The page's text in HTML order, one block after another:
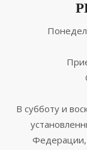
В субботу и
Федерации,